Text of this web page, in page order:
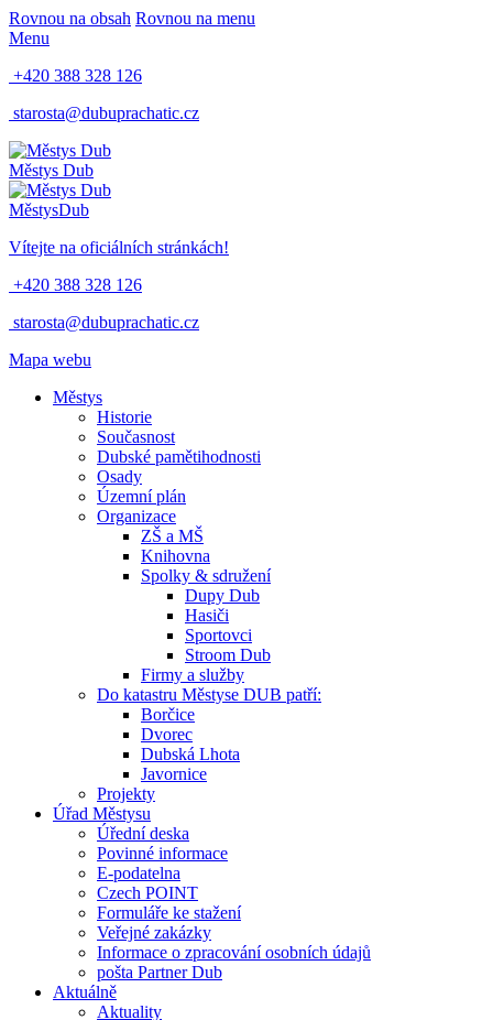
Rovnou na obsah Rovnou na menu
Menu
+420 388 328 126
starosta@dubuprachatic.cz
Městys Dub
MěstysDub
Vítejte na oficiálních stránkách!
+420 388 328 126
starosta@dubuprachatic.cz
Mapa webu
Městys
Historie
Současnost
Dubské pamětihodnosti
Osady
Územní plán
Organizace
ZŠ a MŠ
Knihovna
Spolky & sdružení
Dupy Dub
Hasiči
Sportovci
Stroom Dub
Firmy a služby
Do katastru Městyse DUB patří:
Borčice
Dvorec
Dubská Lhota
Javornice
Projekty
Úřad Městysu
Úřední deska
Povinné informace
E-podatelna
Czech POINT
Formuláře ke stažení
Veřejné zakázky
Informace o zpracování osobních údajů
pošta Partner Dub
Aktuálně
Aktuality